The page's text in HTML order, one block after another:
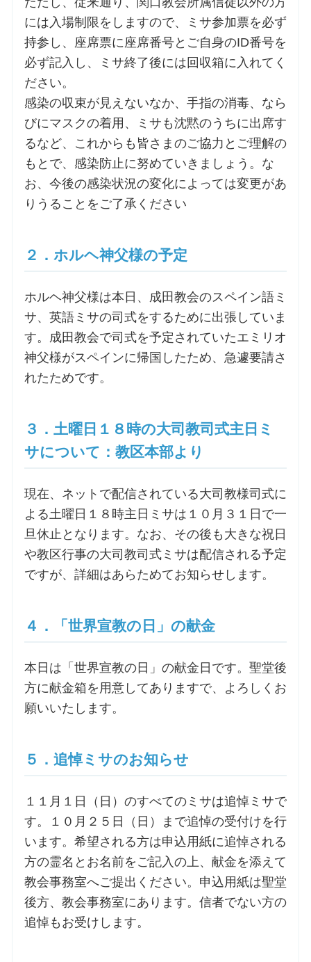
オルガンメディテーション
お問合せ
交通・アクセス
ご利用にあたって
交通・アクセス
には入場制限をしますので、ミサ参加票を必ず
持参し、座席票に座席番号とご自身のID番号を
必ず記入し、ミサ終了後には回収箱に入れてく
ださい。
感染の収束が見えないなか、手指の消毒、なら
びにマスクの着用、ミサも沈黙のうちに出席す
るなど、これからも皆さまのご協力とご理解の
もとで、感染防止に努めていきましょう。な
お、今後の感染状況の変化によっては変更があ
りうることをご了承ください
２．ホルヘ神父様の予定
ホルヘ神父様は本日、成田教会のスペイン語ミ
サ、英語ミサの司式をするために出張していま
す。成田教会で司式を予定されていたエミリオ
神父様がスペインに帰国したため、急遽要請さ
れたためです。
３．土曜日１８時の大司教司式主日ミ
サについて：教区本部より
現在、ネットで配信されている大司教様司式に
よる土曜日１８時主日ミサは１０月３１日で一
旦休止となります。なお、その後も大きな祝日
や教区行事の大司教司式ミサは配信される予定
ですが、詳細はあらためてお知らせします。
４．「世界宣教の日」の献金
本日は「世界宣教の日」の献金日です。聖堂後
方に献金箱を用意してありますで、よろしくお
願いいたします。
５．追悼ミサのお知らせ
１１月１日（日）のすべてのミサは追悼ミサで
す。１０月２５日（日）まで追悼の受付けを行
います。希望される方は申込用紙に追悼される
方の霊名とお名前をご記入の上、献金を添えて
教会事務室へご提出ください。申込用紙は聖堂
後方、教会事務室にあります。信者でない方の
追悼もお受けします。